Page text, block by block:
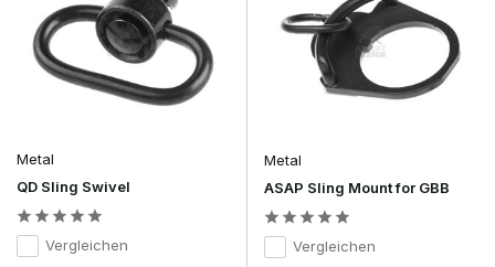
Benötige ich eine oder zwei Halterungen?
Das hängt davon ab, ob du einen Einpunkt- oder Zweipunkt-
Riemen verwendest.
Kann sich eine Riemenhalterung während des
Nicht bei korrekter Montage und hochwertiger Konstruktion.
Mit den richtigen Sling Mounts & Swivelssorgst du für
sichere, stabile und komfortable Trage-Lösungen für deine
Replik.
Metal
QD Sling Swivel
Vergleichen
Metal
ASAP Sling Mount for GBB
Vergleichen